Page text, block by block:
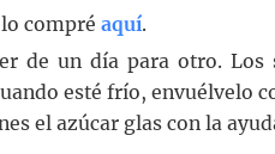
compré aquí.
de un día para otro. Los
esté frío, envuélvelo
el azúcar glas con la